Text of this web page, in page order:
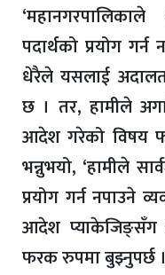
पदार्थको प्रयोग
धेरैले यसलाई
छ । तर, हामीले
आदेश गरेको विषय
भन्नुभयो, ‘हामीले
प्रयोग गर्न नपाउने
आदेश प्याकेजिङ्सँग
फरक रुपमा बुझ्नुपर्छ